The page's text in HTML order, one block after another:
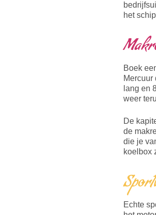
het
Boek
Mercuur
lang en
weer
De
de
die je
koelbox
Echte